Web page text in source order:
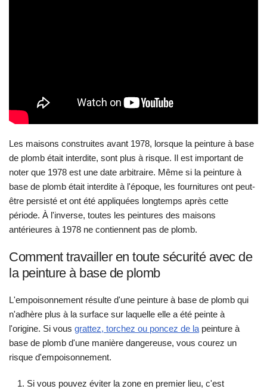
Les maisons construites avant 1978, lorsque la peinture à base
de plomb était interdite, sont plus à risque. Il est important de
noter que 1978 est une date arbitraire. Même si la peinture à
base de plomb était interdite à l'époque, les fournitures ont peut-
être persisté et ont été appliquées longtemps après cette
période. À l'inverse, toutes les peintures des maisons
antérieures à 1978 ne contiennent pas de plomb.
Comment travailler en toute sécurité avec de
la peinture à base de plomb
L'empoisonnement résulte d'une peinture à base de plomb qui
n'adhère plus à la surface sur laquelle elle a été peinte à
l'origine. Si vous grattez, torchez ou poncez de la peinture à
base de plomb d'une manière dangereuse, vous courez un
risque d'empoisonnement.
Si vous pouvez éviter la zone en premier lieu, c'est